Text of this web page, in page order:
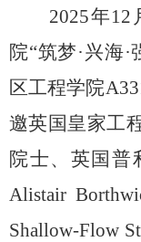
2025年12
院“筑梦·兴海·
区工程学院
邀英国皇家工
院士、英国普
Alistair
Shallow-Flow